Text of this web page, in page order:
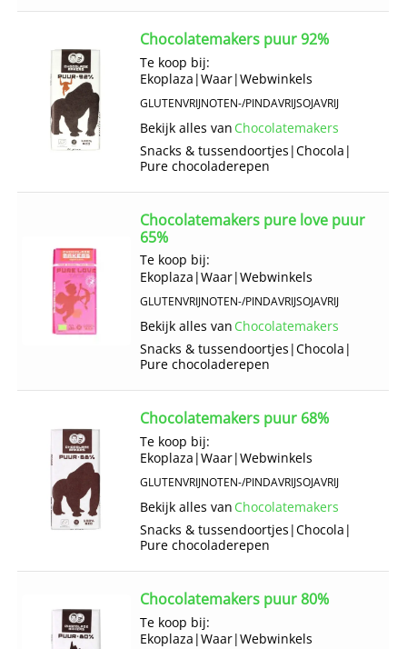
Chocolatemakers puur 92%
Te koop bij:
Ekoplaza |Waar|Webwinkels
GLUTENVRIJNOTEN-/PINDAVRIJSOJAVRIJ
Bekijk alles van Chocolatemakers
Snacks & tussendoortjes |Chocola |
Pure chocoladerepen
Chocolatemakers pure love puur
65%
Te koop bij:
Ekoplaza |Waar|Webwinkels
GLUTENVRIJNOTEN-/PINDAVRIJSOJAVRIJ
Bekijk alles van Chocolatemakers
Snacks & tussendoortjes |Chocola |
Pure chocoladerepen
Chocolatemakers puur 68%
Te koop bij:
Ekoplaza |Waar|Webwinkels
GLUTENVRIJNOTEN-/PINDAVRIJSOJAVRIJ
Bekijk alles van Chocolatemakers
Snacks & tussendoortjes |Chocola |
Pure chocoladerepen
Chocolatemakers puur 80%
Te koop bij:
Ekoplaza |Waar|Webwinkels